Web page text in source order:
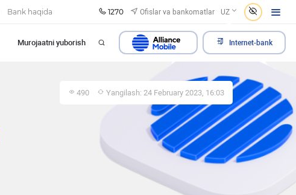
Bank haqida 1270 Ofislar va bankomatlar UZ
Murojaatni yuborish Internet-bank
490 Yangilash: 24 February 2023, 16:03